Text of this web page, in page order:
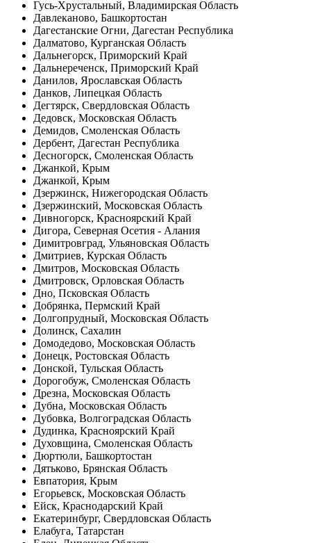
Гусь-Хрустальный, Владимирская Область
Давлеканово, Башкортостан
Дагестанские Огни, Дагестан Республика
Далматово, Курганская Область
Дальнегорск, Приморский Край
Дальнереченск, Приморский Край
Данилов, Ярославская Область
Данков, Липецкая Область
Дегтярск, Свердловская Область
Дедовск, Московская Область
Демидов, Смоленская Область
Дербент, Дагестан Республика
Десногорск, Смоленская Область
Джанкой, Крым
Джанкой, Крым
Дзержинск, Нижегородская Область
Дзержинский, Московская Область
Дивногорск, Красноярский Край
Дигора, Северная Осетия - Алания
Димитровград, Ульяновская Область
Дмитриев, Курская Область
Дмитров, Московская Область
Дмитровск, Орловская Область
Дно, Псковская Область
Добрянка, Пермский Край
Долгопрудный, Московская Область
Долинск, Сахалин
Домодедово, Московская Область
Донецк, Ростовская Область
Донской, Тульская Область
Дорогобуж, Смоленская Область
Дрезна, Московская Область
Дубна, Московская Область
Дубовка, Волгоградская Область
Дудинка, Красноярский Край
Духовщина, Смоленская Область
Дюртюли, Башкортостан
Дятьково, Брянская Область
Евпатория, Крым
Егорьевск, Московская Область
Ейск, Краснодарский Край
Екатеринбург, Свердловская Область
Елабуга, Татарстан